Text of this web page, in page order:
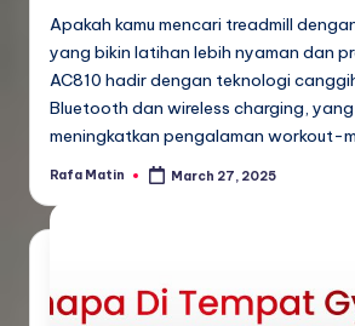
Apakah kamu mencari treadmill
yang bikin latihan lebih nyaman dan
AC810 hadir dengan teknologi
Bluetooth dan wireless charging,
meningkatkan pengalaman workout-
Posted
Rafa Matin March 27, 2025